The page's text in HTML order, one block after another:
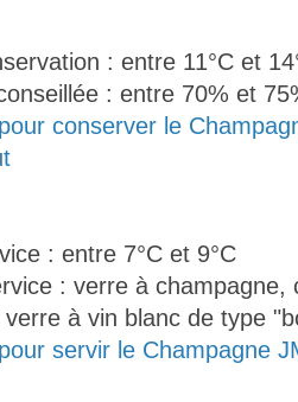
: entre 11°C et
: entre 70% et
conserver le
: entre 7°C et 9°C
: verre à champagne,
à vin blanc de type
servir le Champagne